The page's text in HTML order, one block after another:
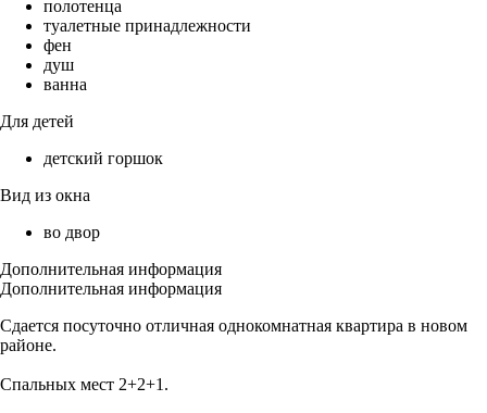
полотенца
туалетные принадлежности
фен
душ
ванна
Для детей
детский горшок
Вид из окна
во двор
Дополнительная информация
Дополнительная информация
Сдается посуточно отличная однокомнатная квартира в новом
районе.
Спальных мест 2+2+1.